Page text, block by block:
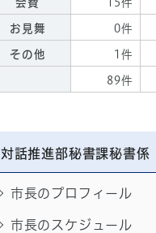
会費 15件
お見舞 0件
その他 1件
89件
対話推進部秘書課秘書係
市長のプロフィール
市長のスケジュール